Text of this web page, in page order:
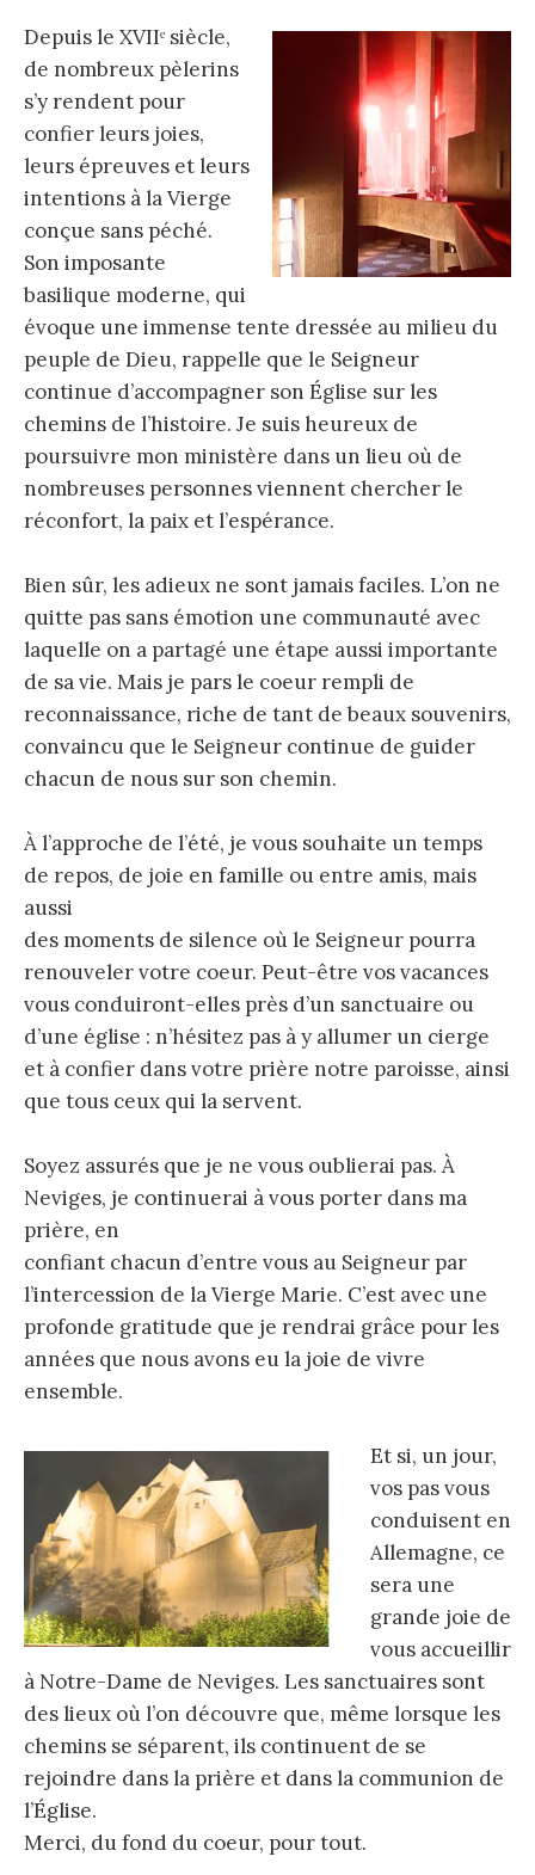
Depuis le XVIIᵉ siècle,
de nombreux pèlerins
s’y rendent pour
confier leurs joies,
leurs épreuves et leurs
intentions à la Vierge
conçue sans péché.
Son imposante
basilique moderne, qui
évoque une immense tente dressée au milieu du
peuple de Dieu, rappelle que le Seigneur
continue d’accompagner son Église sur les
chemins de l’histoire. Je suis heureux de
poursuivre mon ministère dans un lieu où de
nombreuses personnes viennent chercher le
réconfort, la paix et l’espérance.
Bien sûr, les adieux ne sont jamais faciles. L’on ne
quitte pas sans émotion une communauté avec
laquelle on a partagé une étape aussi importante
de sa vie. Mais je pars le coeur rempli de
reconnaissance, riche de tant de beaux souvenirs,
convaincu que le Seigneur continue de guider
chacun de nous sur son chemin.
À l’approche de l’été, je vous souhaite un temps
de repos, de joie en famille ou entre amis, mais
aussi
des moments de silence où le Seigneur pourra
renouveler votre coeur. Peut-être vos vacances
vous conduiront-elles près d’un sanctuaire ou
d’une église : n’hésitez pas à y allumer un cierge
et à confier dans votre prière notre paroisse, ainsi
que tous ceux qui la servent.
Soyez assurés que je ne vous oublierai pas. À
Neviges, je continuerai à vous porter dans ma
prière, en
confiant chacun d’entre vous au Seigneur par
l’intercession de la Vierge Marie. C’est avec une
profonde gratitude que je rendrai grâce pour les
années que nous avons eu la joie de vivre
ensemble.
Et si, un jour,
vos pas vous
conduisent en
Allemagne, ce
sera une
grande joie de
vous accueillir
à Notre-Dame de Neviges. Les sanctuaires sont
des lieux où l’on découvre que, même lorsque les
chemins se séparent, ils continuent de se
rejoindre dans la prière et dans la communion de
l’Église.
Merci, du fond du coeur, pour tout.